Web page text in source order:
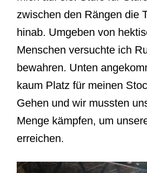
zwischen den Rängen die
hinab. Umgeben von
Menschen versuchte ich
bewahren. Unten
kaum Platz für meinen
Gehen und wir mussten
Menge kämpfen, um
erreichen.